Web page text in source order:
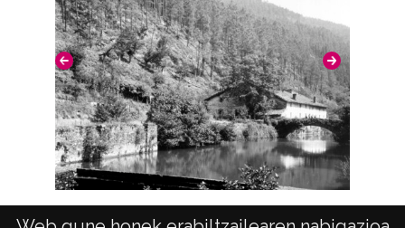
Licencia de las imágenes
CC BY-NC-SA 4.0
Río Deba (BERGARA)